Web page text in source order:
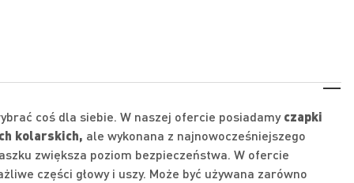
coś dla siebie. W naszej ofercie posiadamyczapki
kolarskich, ale wykonana z najnowocześniejszego
zwiększa poziom bezpieczeństwa. W ofercie
części głowy i uszy. Może być używana zarówno